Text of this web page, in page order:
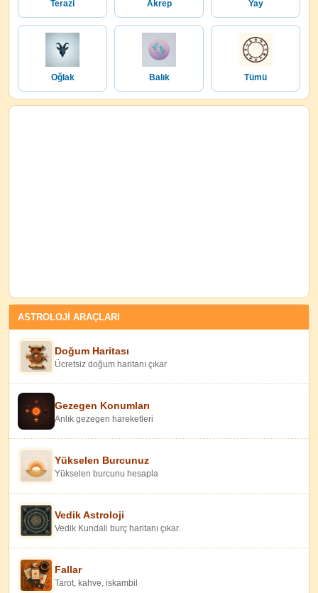
Terazi Akrep Yay
Oğlak Balık Tümü
ASTROLOJİ ARAÇLARI
Doğum Haritası
Ücretsiz doğum haritanı çıkar
Gezegen Konumları
Anlık gezegen hareketleri
Yükselen Burcunuz
Yükselen burcunu hesapla
Vedik Astroloji
Vedik Kundali burç haritanı çıkar.
Fallar
Tarot, kahve, iskambil